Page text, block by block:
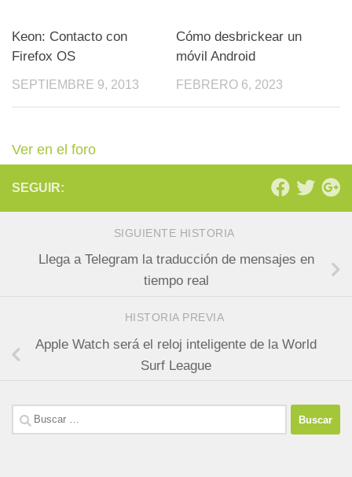
Keon: Contacto con
Firefox OS
SEPTIEMBRE 9, 2013
Cómo desbrickear un
móvil Android
FEBRERO 6, 2023
Ver en el foro
SEGUIR:
SIGUIENTE HISTORIA
Llega a Telegram la traducción de mensajes en
tiempo real
HISTORIA PREVIA
Apple Watch será el reloj inteligente de la World
Surf League
Buscar: